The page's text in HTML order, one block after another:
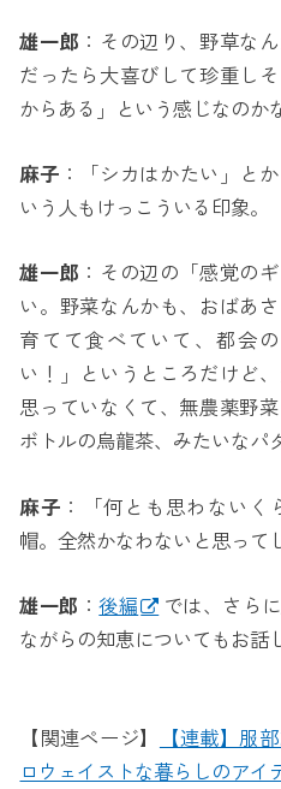
雄一郎 ：その辺り、野草な
だったら大喜びして珍重し
からある」という感じなのか
麻子 ：「シカはかたい」と
いう人もけっこういる印象。
雄一郎 ：その辺の「感覚の
い。野菜なんかも、おばあ
育てて食べていて、都会
い！」というところだけど
思っていなくて、無農薬野
ボトルの烏龍茶、みたいなパ
麻子 ：「何とも思わない
帽。全然かなわないと思って
雄一郎 ：後編
では、さら
ながらの知恵についてもお話
【関連ページ】
【連載】服
ロウェイストな暮らしのアイ